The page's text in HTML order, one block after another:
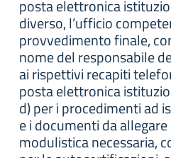
posta elettronica
diverso, l’ufficio
provvedimento finale,
nome del responsabile
ai rispettivi recapiti
posta elettronica
d) per i procedimenti ad
e i documenti da allegare
modulistica necessaria,